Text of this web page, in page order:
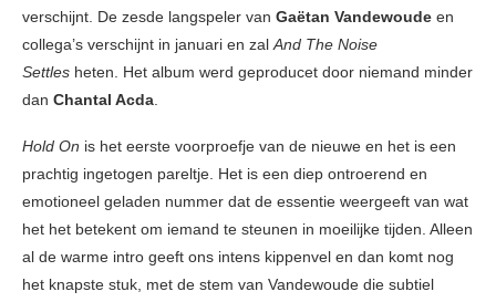
verschijnt. De zesde langspeler van Gaëtan Vandewoude en
collega’s verschijnt in januari en zalAnd The Noise
Settles heten. Het album werd geproducet door niemand minder
dan Chantal Acda.
Hold On is het eerste voorproefje van de nieuwe en het is een
prachtig ingetogen pareltje. Het is een diep ontroerend en
emotioneel geladen nummer dat de essentie weergeeft van wat
het het betekent om iemand te steunen in moeilijke tijden. Alleen
al de warme intro geeft ons intens kippenvel en dan komt nog
het knapste stuk, met de stem van Vandewoude die subtiel